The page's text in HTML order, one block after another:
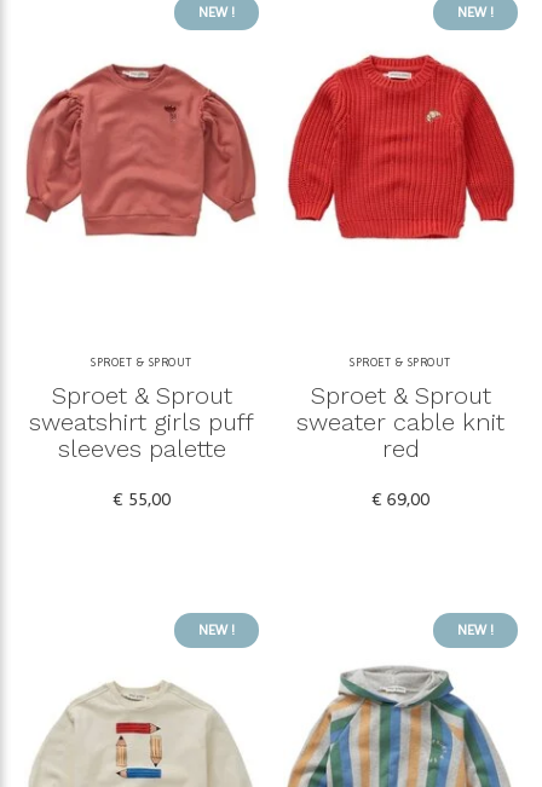
NEW !
SPROET & SPROUT
Sproet & Sprout
sweatshirt girls puff
sleeves palette
€ 55,00
NEW !
SPROET & SPROUT
Sproet & Sprout
sweater cable knit
red
€ 69,00
NEW ! NEW !